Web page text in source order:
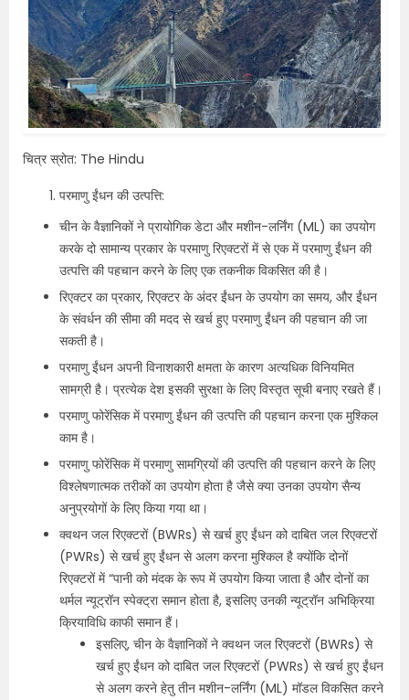
चित्र स्रोत: The Hindu
परमाणु ईंधन की उत्पत्ति:
चीन के वैज्ञानिकों ने प्रायोगिक डेटा और मशीन-लर्निंग (ML) का उपयोग
करके दो सामान्य प्रकार के परमाणु रिएक्टरों में से एक में परमाणु ईंधन की
उत्पत्ति की पहचान करने के लिए एक तकनीक विकसित की है।
रिएक्टर का प्रकार, रिएक्टर के अंदर ईंधन के उपयोग का समय, और ईंधन
के संवर्धन की सीमा की मदद से खर्च हुए परमाणु ईंधन की पहचान की जा
सकती है।
परमाणु ईंधन अपनी विनाशकारी क्षमता के कारण अत्यधिक विनियमित
सामग्री है। प्रत्येक देश इसकी सुरक्षा के लिए विस्तृत सूची बनाए रखते हैं।
परमाणु फोरेंसिक में परमाणु ईंधन की उत्पत्ति की पहचान करना एक मुश्किल
काम है।
परमाणु फोरेंसिक में परमाणु सामग्रियों की उत्पत्ति की पहचान करने के लिए
विश्लेषणात्मक तरीकों का उपयोग होता है जैसे क्या उनका उपयोग सैन्य
अनुप्रयोगों के लिए किया गया था।
क्वथन जल रिएक्टरों (BWRs) से खर्च हुए ईंधन को दाबित जल रिएक्टरों
(PWRs) से खर्च हुए ईंधन से अलग करना मुश्किल है क्योंकि दोनों
रिएक्टरों में “पानी को मंदक के रूप में उपयोग किया जाता है और दोनों का
थर्मल न्यूट्रॉन स्पेक्ट्रा समान होता है, इसलिए उनकी न्यूट्रॉन अभिक्रिया
क्रियाविधि काफी समान हैं।
इसलिए, चीन के वैज्ञानिकों ने क्वथन जल रिएक्टरों (BWRs) से
खर्च हुए ईंधन को दाबित जल रिएक्टरों (PWRs) से खर्च हुए ईंधन
से अलग करने हेतु तीन मशीन-लर्निंग (ML) मॉडल विकसित करने